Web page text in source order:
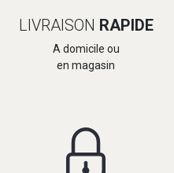
LIVRAISON RAPIDE
A domicile ou
en magasin